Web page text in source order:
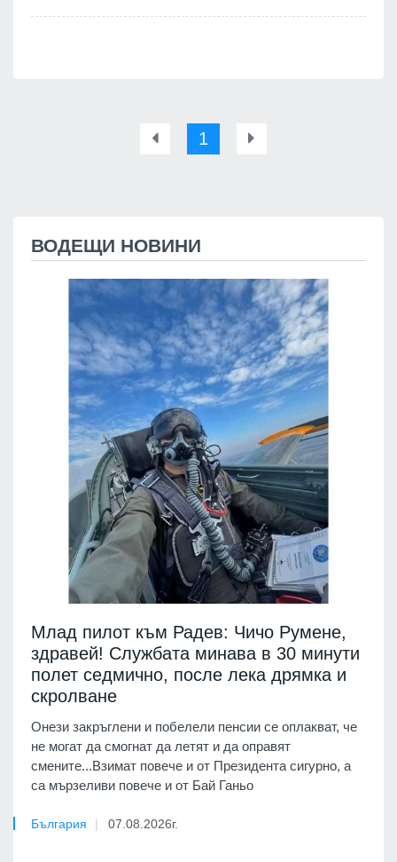
1
ВОДЕЩИ НОВИНИ
Млад пилот към Радев: Чичо Румене,
здравей! Службата минава в 30 минути
полет седмично, после лека дрямка и
скролване
Онези закръглени и побелели пенсии се оплакват, че
не могат да смогнат да летят и да оправят
смените...Взимат повече и от Президента сигурно, а
са мързеливи повече и от Бай Ганьо
България 07.08.2026г.